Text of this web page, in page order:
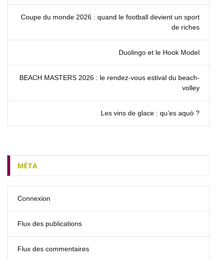
Coupe du monde 2026 : quand le football devient un sport
de riches
Duolingo et le Hook Model
BEACH MASTERS 2026 : le rendez‑vous estival du beach-
volley
Les vins de glace : qu’es aquò ?
MÉTA
Connexion
Flux des publications
Flux des commentaires